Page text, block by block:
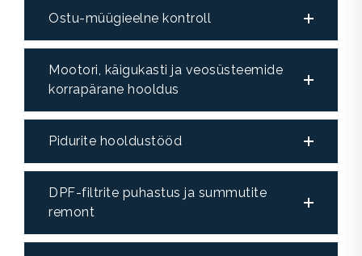
Ostu-müügieelne kontroll
Mootori, käigukasti ja veosüsteemide
korrapärane hooldus
Pidurite hooldustööd
DPF-filtrite puhastus ja summutite
remont